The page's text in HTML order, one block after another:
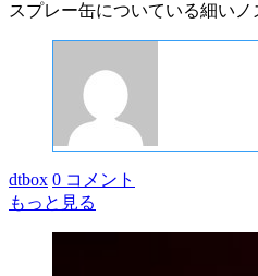
スプレー缶についている細い
dtbox 0 コメント
もっと見る